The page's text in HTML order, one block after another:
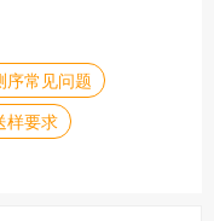
序常见问题
样要求